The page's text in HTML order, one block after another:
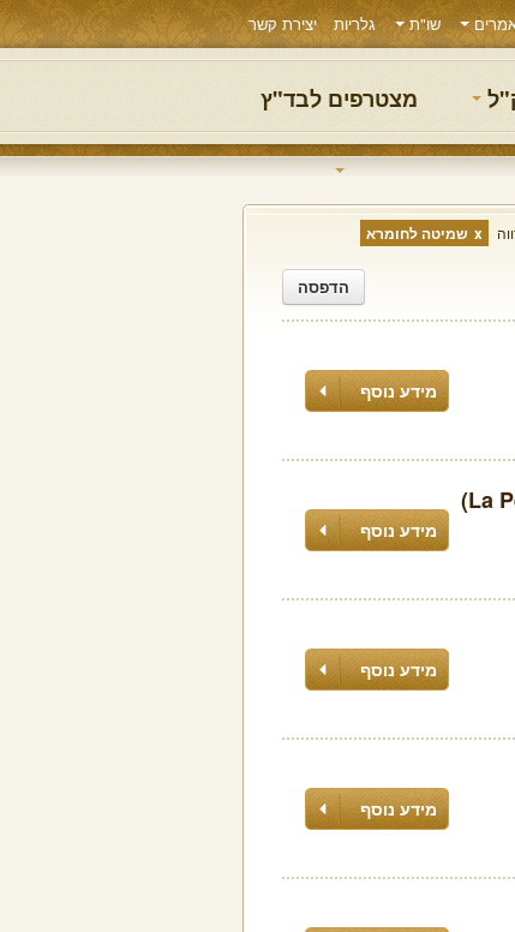
שו"ת גלריות יצירת קשר
מצטרפים לבד"ץ
שמיטה לחומרא
הדפסה
מידע נוסף
מידע נוסף
מידע נוסף
מידע נוסף